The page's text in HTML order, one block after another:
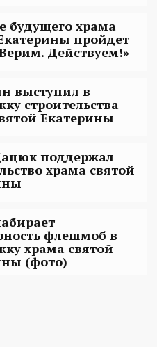
будущего храма
пройдет
Действуем!»
выступил в
строительства
Екатерины
поддержал
храма святой
флешмоб в
храма святой
(фото)